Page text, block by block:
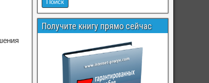
Получите книгу прямо сейчас